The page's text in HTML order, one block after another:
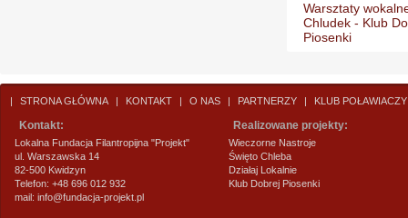
Warsztaty
Chludek - Klub
Piosenki
| STRONA GŁÓWNA | KONTAKT | O NAS | PARTNERZY | KLUB
Kontakt:
Lokalna Fundacja Filantropijna "Projekt"
ul. Warszawska 14
82-500 Kwidzyn
Telefon: +48 696 012 932
mail: info@fundacja-projekt.pl
Realizowane projekty:
Wieczorne Nastroje
Święto Chleba
Działaj Lokalnie
Klub Dobrej Piosenki